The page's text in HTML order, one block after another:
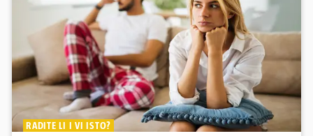
RADITE LI I VI ISTO?